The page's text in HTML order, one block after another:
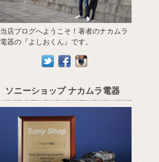
当店ブログへようこそ！著者のナカムラ
電器の『よしおくん』です。
ソニーショップ ナカムラ電器